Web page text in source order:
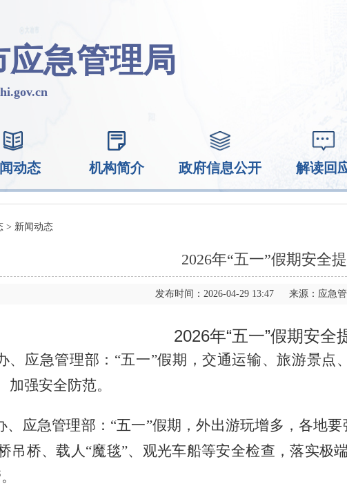
应急管理局
动态 机构简介 政府信息公开 解读回
> 新闻动态
2026年“五一”假期安全
发布时间：2026-04-29 13:47 来源：应
2026年“五一”假期安全
、应急管理部：“五一”假期，交通运输、旅游景
强安全防范。
、应急管理部：“五一”假期，外出游玩增多，各地
吊桥、载人“魔毯”、观光车船等安全检查，落实极